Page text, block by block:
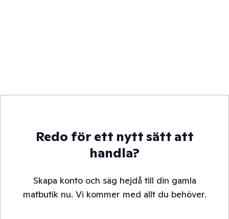
Redo för ett nytt sätt att
handla?
Skapa konto och säg hejdå till din gamla
matbutik nu. Vi kommer med allt du behöver.